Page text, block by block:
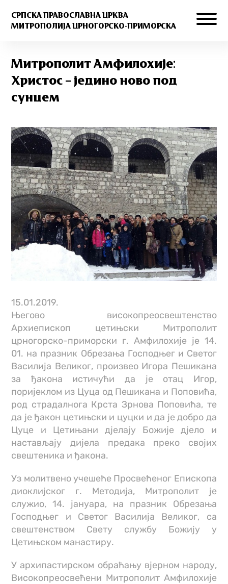
СРПСКА ПРАВОСЛАВНА ЦРКВА
МИТРОПОЛИЈА ЦРНОГОРСКО-ПРИМОРСКА
Митрополит Амфилохије:
Христос – једино ново под
сунцем
15.01.2019.
Његово високопреосвештенство
Архиепископ цетињски Митрополит
црногорско-приморски г. Амфилохије је 14.
01. на празник Обрезања Господњег и Светог
Василија Великог, произвео Игора Пешикана
за ђакона истичући да је отац Игор,
поријеклом из Цуца од Пешикана и Поповића,
род страдалнога Крста Зрнова Поповића, те
да је ђакон цетињски и цуцки и да је добро да
Цуце и Цетињани дјелају Божије дјело и
настављају дијела предака преко својих
свештеника и ђакона.
Уз молитвено учешеће Просвећеног Епископа
диоклијског г. Методија, Митрополит je
служио, 14. јануара, на празник Обрезања
Господњег и Светог Василија Великог, са
свештенством Свету службу Божију у
Цетињском манастиру.
У архипастирском обраћању вјерном народу,
Високопреосвећени Митрополит Амфилохије